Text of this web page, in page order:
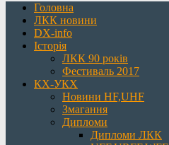
Головна
ЛКК новини
DX-info
Історія
ЛКК 90 років
Фестиваль 2017
КХ-УКХ
Новини HF,UHF
Змагання
Дипломи
Дипломи ЛКК